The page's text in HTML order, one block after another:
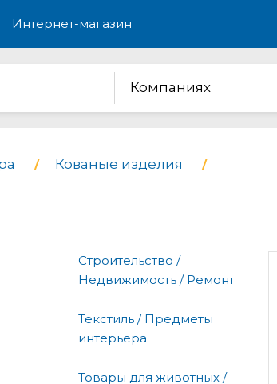
Интернет-магазин
Компаниях
Кованые изделия
Строительство /
Недвижимость / Ремонт
Текстиль / Предметы
интерьера
Товары для животных /